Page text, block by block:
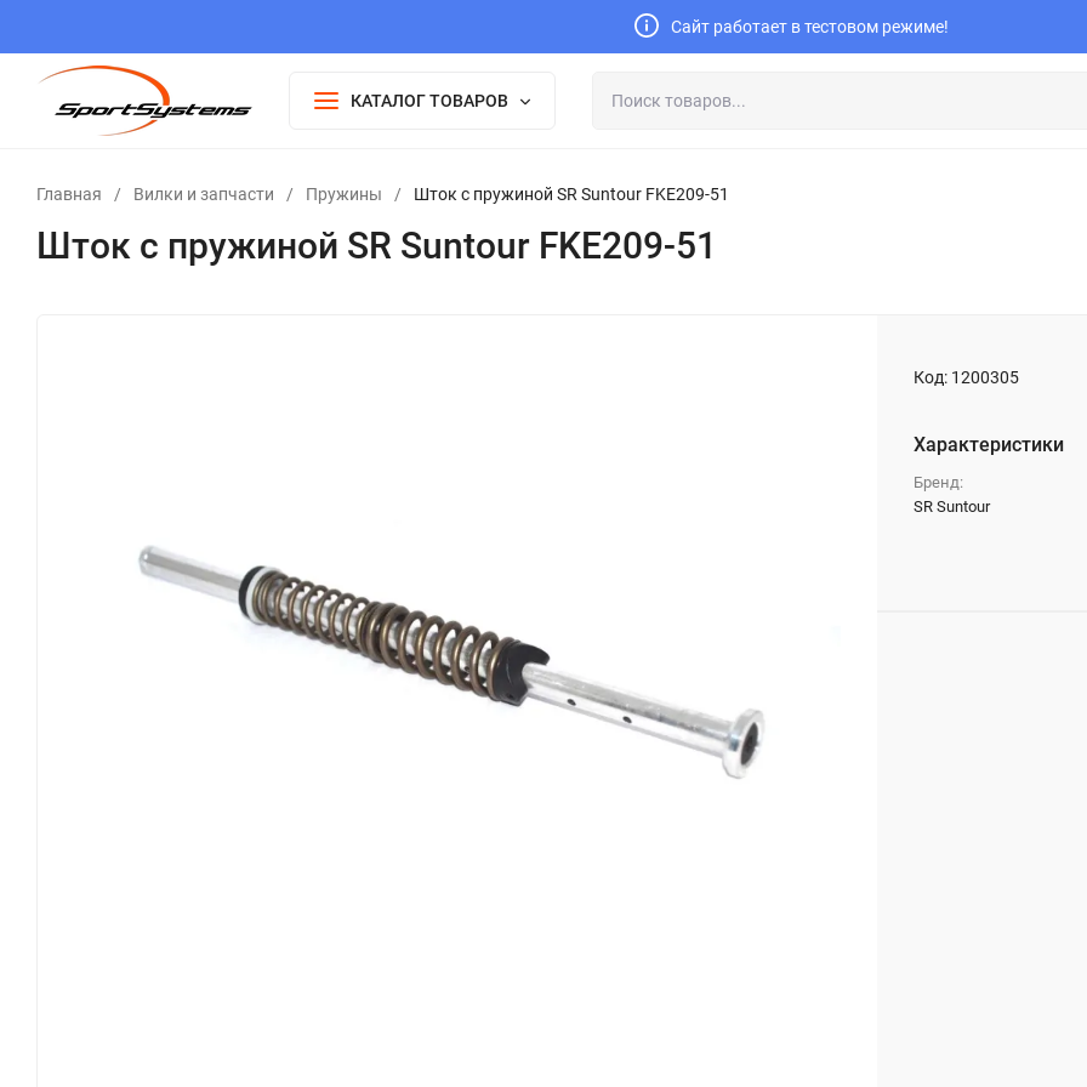
Сайт работает в тестовом режиме!
КАТАЛОГ ТОВАРОВ
Главная / Вилки и запчасти / Пружины / Шток с пружиной SR Suntour FKE209-51
Шток с пружиной SR Suntour FKE209-51
Код: 1200305
Характеристики
Бренд:
SR Suntour